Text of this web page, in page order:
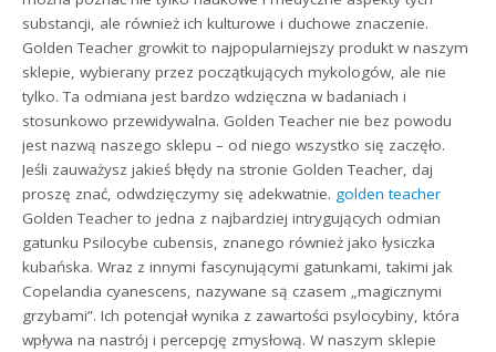
substancji, ale również ich kulturowe i duchowe znaczenie.
Golden Teacher growkit to najpopularniejszy produkt w naszym
sklepie, wybierany przez początkujących mykologów, ale nie
tylko. Ta odmiana jest bardzo wdzięczna w badaniach i
stosunkowo przewidywalna. Golden Teacher nie bez powodu
jest nazwą naszego sklepu – od niego wszystko się zaczęło.
Jeśli zauważysz jakieś błędy na stronie Golden Teacher, daj
proszę znać, odwdzięczymy się adekwatnie. golden teacher
Golden Teacher to jedna z najbardziej intrygujących odmian
gatunku Psilocybe cubensis, znanego również jako łysiczka
kubańska. Wraz z innymi fascynującymi gatunkami, takimi jak
Copelandia cyanescens, nazywane są czasem „magicznymi
grzybami”. Ich potencjał wynika z zawartości psylocybiny, która
wpływa na nastrój i percepcję zmysłową. W naszym sklepie